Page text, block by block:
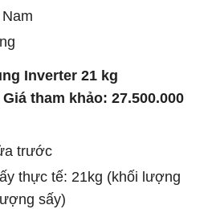
Inverter 21 kg
Giá tham khảo: 27.500.000
trước
thực tế: 21kg (khối lượng
sấy)